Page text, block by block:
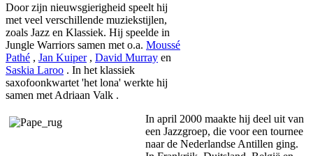
Door zijn nieuwsgierigheid speelt hij
met veel verschillende muziekstijlen,
zoals Jazz en Klassiek. Hij speelde in
Jungle Warriors samen met o.a. Moussé
Pathé , Jan Kuiper, David Murray en
Saskia Laroo . In het klassiek
saxofoonkwartet 'het lona' werkte hij
samen met Adriaan Valk .
In april 2000 maakte hij deel uit van
een Jazzgroep, die voor een tournee
naar de Nederlandse Antillen ging.